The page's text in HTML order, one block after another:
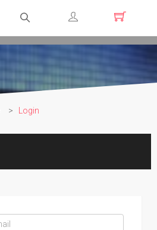
Registrati
> Login